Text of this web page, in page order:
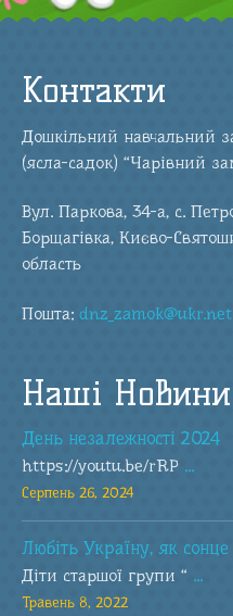
Контакти
Дошкільний навчальний
(ясла-садок) “Чарівний
Вул. Паркова, 34-а, с.
Борщагівка, Києво-
область
Пошта:dnz_zamok@ukr.net
Наші Новини
День незалежності 2024
https://youtu.be/rRP ...
Серпень 26, 2024
Любіть Україну, як
Діти старшої групи “ ...
Травень 8, 2022